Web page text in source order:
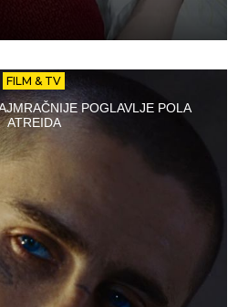
FILM & TV
POGLAVLJE POLA
ATREIDA